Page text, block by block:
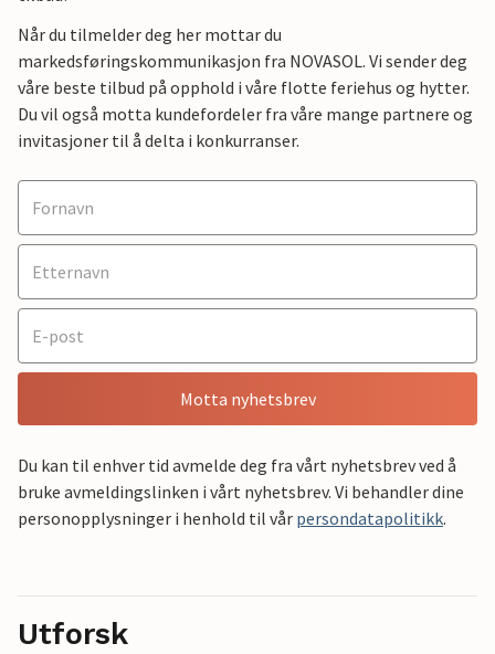
Når du tilmelder deg her mottar du
markedsføringskommunikasjon fra NOVASOL. Vi sender deg
våre beste tilbud på opphold i våre flotte feriehus og hytter.
Du vil også motta kundefordeler fra våre mange partnere og
invitasjoner til å delta i konkurranser.
Motta nyhetsbrev
Du kan til enhver tid avmelde deg fra vårt nyhetsbrev ved å
bruke avmeldingslinken i vårt nyhetsbrev. Vi behandler dine
personopplysninger i henhold til vår persondatapolitikk.
Utforsk